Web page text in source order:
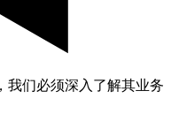
我们必须深入了解其业务